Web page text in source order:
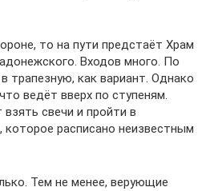
то на пути предстаёт Храм
Входов много. По
трапезную, как вариант. Однако
ведёт вверх по ступеням.
свечи и пройти в
расписано неизвестным
Тем не менее, верующие